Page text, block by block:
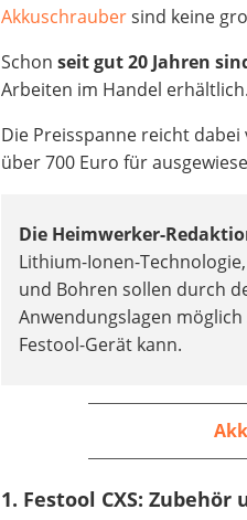
Akkuschraubersind keine
Schonseit gut20 Jahren
Arbeiten im Handel erhältlich.
Die Preisspanne reicht
über 700 Euro für
Die Heimwerker-
Lithium-Ionen-
und Bohren sollen durch
Anwendungslagen
Festool-Gerät kann.
1. Festool CXS: